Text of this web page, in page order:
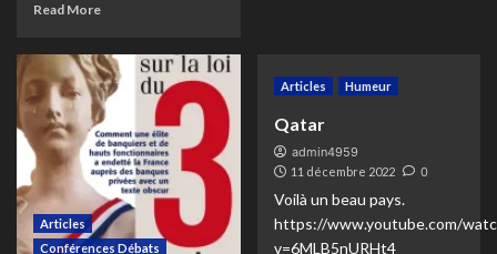
Read More
Articles
Conférences Débats
Articles Humeur
Qatar
admin4959
11 décembre 2022 0
Voilà un beau pays.
https://www.youtube.com/
v=6MLB5nURHt4